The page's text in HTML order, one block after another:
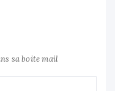
sa boite mail